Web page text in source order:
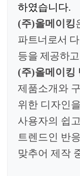
하였습니다.
(주)올메이킹
파트너로서
등을 제공하
(주)올메이킹
제품소개와
위한 디자인
사용자의 쉽
트렌드인 반
맞추어 제작